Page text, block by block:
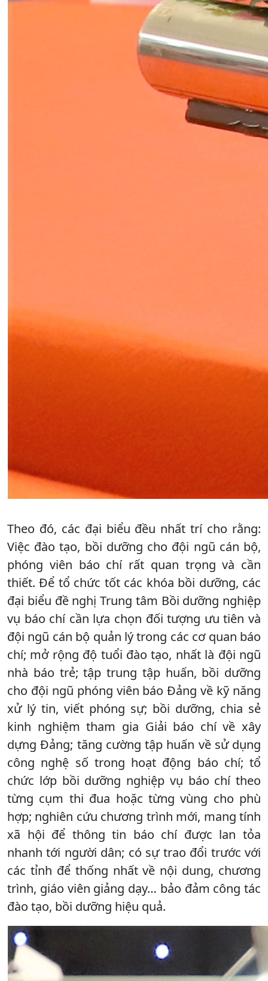
Theo đó, các đại biểu đều nhất trí cho rằng:
Việc đào tạo, bồi dưỡng cho đội ngũ cán bộ,
phóng viên báo chí rất quan trọng và cần
thiết. Để tổ chức tốt các khóa bồi dưỡng, các
đại biểu đề nghị Trung tâm Bồi dưỡng nghiệp
vụ báo chí cần lựa chọn đối tượng ưu tiên và
đội ngũ cán bộ quản lý trong các cơ quan báo
chí; mở rộng độ tuổi đào tạo, nhất là đội ngũ
nhà báo trẻ; tập trung tập huấn, bồi dưỡng
cho đội ngũ phóng viên báo Đảng về kỹ năng
xử lý tin, viết phóng sự; bồi dưỡng, chia sẻ
kinh nghiệm tham gia Giải báo chí về xây
dựng Đảng; tăng cường tập huấn về sử dụng
công nghệ số trong hoạt động báo chí; tổ
chức lớp bồi dưỡng nghiệp vụ báo chí theo
từng cụm thi đua hoặc từng vùng cho phù
hợp; nghiên cứu chương trình mới, mang tính
xã hội để thông tin báo chí được lan tỏa
nhanh tới người dân; có sự trao đổi trước với
các tỉnh để thống nhất về nội dung, chương
trình, giáo viên giảng dạy… bảo đảm công tác
đào tạo, bồi dưỡng hiệu quả.